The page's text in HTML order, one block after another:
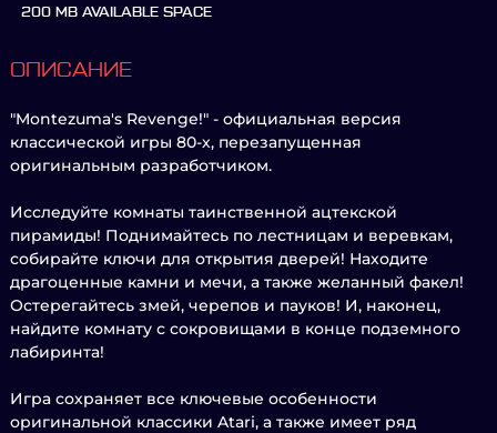
200 MB AVAILABLE SPACE
ОПИСАНИЕ
"Montezuma's Revenge!" - официальная версия
классической игры 80-х, перезапущенная
оригинальным разработчиком.
Исследуйте комнаты таинственной ацтекской
пирамиды! Поднимайтесь по лестницам и веревкам,
собирайте ключи для открытия дверей! Находите
драгоценные камни и мечи, а также желанный факел!
Остерегайтесь змей, черепов и пауков! И, наконец,
найдите комнату с сокровищами в конце подземного
лабиринта!
Игра сохраняет все ключевые особенности
оригинальной классики Atari, а также имеет ряд